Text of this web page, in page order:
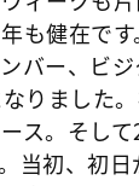
も健在で
バー、ビジ
りました
ス。そし
当初、初